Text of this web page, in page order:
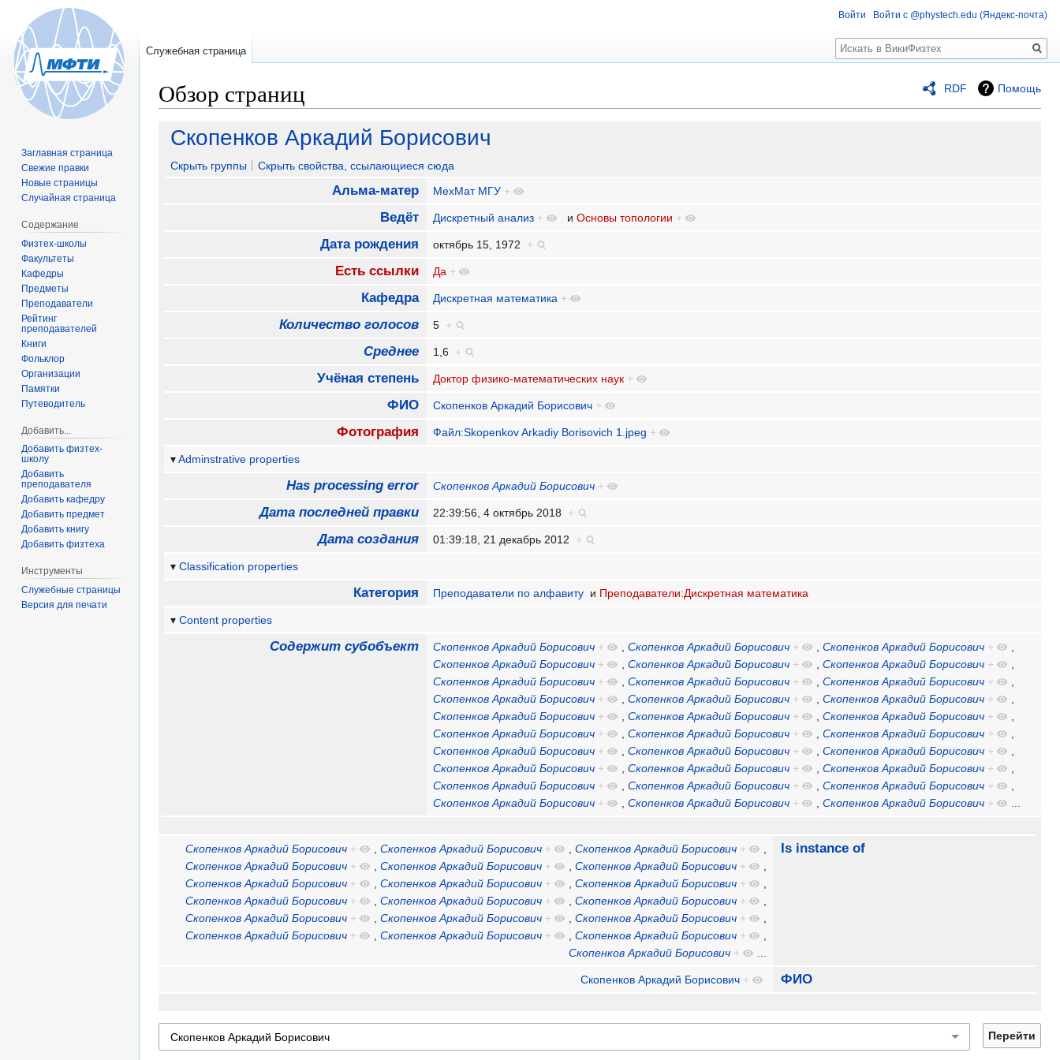
RDF Помощь
Обзор страниц
Перейти
навигации
Перейти
поиску
Скопенков Аркадий Борисович
Скрыть группы Скрыть свойства, ссылающиеся сюда
Альма-матер МехМат МГУ +
Ведёт Дискретный анализ + иОсновы топологии +
Дата рождения октябрь 15, 1972 +
Есть ссылки Да +
Кафедра Дискретная математика +
Количество голосов 5 +
Среднее 1,6 +
Учёная степень Доктор физико-математических наук +
ФИО Скопенков Аркадий Борисович +
Фотография Файл:Skopenkov Arkadiy Borisovich 1.jpeg +
Adminstrative properties
Has processing error Скопенков Аркадий Борисович +
Дата последней правки 22:39:56, 4 октябрь 2018 +
Дата создания 01:39:18, 21 декабрь 2012 +
Classification properties
Категория Преподаватели по алфавиту и Преподаватели:Дискретная математика
Content properties
Содержит субобъект Скопенков Аркадий Борисович + ,Скопенков Аркадий Борисович + ,Скопенков Аркадий Борисович +
,
Скопенков Аркадий Борисович + ,Скопенков Аркадий Борисович + ,Скопенков Аркадий Борисович +
,
Скопенков Аркадий Борисович + ,Скопенков Аркадий Борисович + ,Скопенков Аркадий Борисович +
,
Скопенков Аркадий Борисович + ,Скопенков Аркадий Борисович + ,Скопенков Аркадий Борисович +
,
Скопенков Аркадий Борисович + ,Скопенков Аркадий Борисович + ,Скопенков Аркадий Борисович +
,
Скопенков Аркадий Борисович + ,Скопенков Аркадий Борисович + ,Скопенков Аркадий Борисович +
,
Скопенков Аркадий Борисович + ,Скопенков Аркадий Борисович + ,Скопенков Аркадий Борисович +
,
Скопенков Аркадий Борисович + ,Скопенков Аркадий Борисович + ,Скопенков Аркадий Борисович +
,
Скопенков Аркадий Борисович + ,Скопенков Аркадий Борисович + ,Скопенков Аркадий Борисович +
,
Скопенков Аркадий Борисович + ,Скопенков Аркадий Борисович + ,Скопенков Аркадий Борисович + ...
Скопенков Аркадий Борисович + , Скопенков Аркадий Борисович + , Скопенков Аркадий Борисович +
,
Скопенков Аркадий Борисович + , Скопенков Аркадий Борисович + , Скопенков Аркадий Борисович +
,
Скопенков Аркадий Борисович + , Скопенков Аркадий Борисович + , Скопенков Аркадий Борисович +
,
Скопенков Аркадий Борисович + , Скопенков Аркадий Борисович + , Скопенков Аркадий Борисович +
,
Скопенков Аркадий Борисович + , Скопенков Аркадий Борисович + , Скопенков Аркадий Борисович +
,
Скопенков Аркадий Борисович + , Скопенков Аркадий Борисович + , Скопенков Аркадий Борисович +
,
Скопенков Аркадий Борисович + ...
Is instance of
Скопенков Аркадий Борисович + ФИО
Войти Войти с @phystech.edu (Яндекс-почта)
Служебная страница
Поиск
Заглавная страница
Свежие правки
Новые страницы
Случайная страница
Содержание
Физтех-школы
Факультеты
Кафедры
Предметы
Преподаватели
Рейтинг
преподавателей
Книги
Фольклор
Организации
Памятки
Путеводитель
Добавить...
Добавить физтех-
школу
Добавить
преподавателя
Добавить кафедру
Добавить предмет
Добавить книгу
Добавить физтеха
Инструменты
Служебные страницы
Версия для печати